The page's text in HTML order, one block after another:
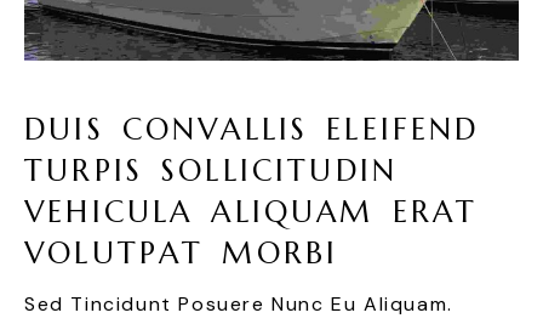
DUIS CONVALLIS ELEIFEND
TURPIS SOLLICITU DIN
VEHICULA ALIQUAM ERAT
VOLUTPAT MORBI
Sed Tincidunt Posuere Nunc Eu Aliquam.